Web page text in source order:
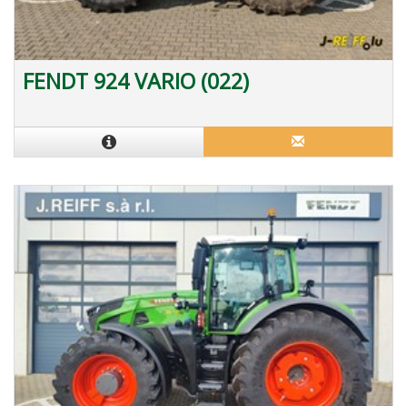
FENDT 924 VARIO (022)